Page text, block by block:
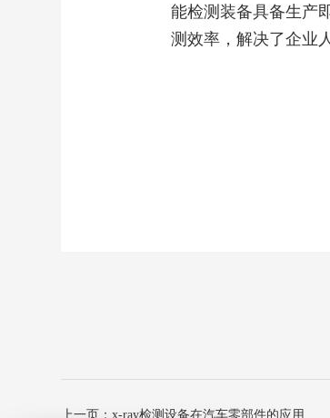
能检测装备具备生产
测效率，解决了企业
上一页：x-ray检测设备在汽车零部件的应用